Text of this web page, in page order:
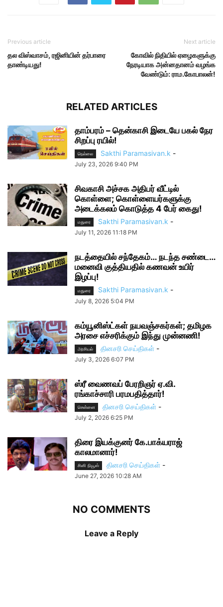
Previous article
தல விஸ்வாசம், ரஜினியின் தர்பாரை
தாண்டியது!
Next article
கோவில் நிதியில் ஏழைகளுக்கு
நேரடியாக அன்னதானம் வழங்க
வேண்டும்: ராம.கோபாலன்!
RELATED ARTICLES
தாம்பரம் – தென்காசி இடையே பகல் நேர
சிறப்பு ரயில்!
நெல்லை Sakthi Paramasivan.k -
July 23, 2026 9:40 PM
சிவகாசி அச்சக அதிபர் வீட்டில்
கொள்ளை; கொள்ளையர்களுக்கு
அடைக்கலம் கொடுத்த 4 பேர் கைது!
மதுரை Sakthi Paramasivan.k -
July 11, 2026 11:18 PM
நடத்தையில் சந்தேகம்… நடந்த சண்டை…
மனைவி குத்தியதில் கணவன் உயிர்
இழப்பு!
மதுரை Sakthi Paramasivan.k -
July 8, 2026 5:04 PM
கம்யூனிஸ்ட்கள் நயவஞ்சகர்கள்; தமிழக
அரசை எச்சரிக்கும் இந்து முன்னணி!
அரசியல் தினசரி செய்திகள் -
July 3, 2026 6:07 PM
ஸ்ரீ வைணவப் பேரறிஞர் ஏ.வி.
ரங்காச்சாரி பரமபதித்தார்!
சென்னை தினசரி செய்திகள் -
July 2, 2026 6:25 PM
திரை இயக்குனர் கே.பாக்யராஜ்
காலமானார்!
சினி நியூஸ் தினசரி செய்திகள் -
June 27, 2026 10:28 AM
NO COMMENTS
Leave a Reply